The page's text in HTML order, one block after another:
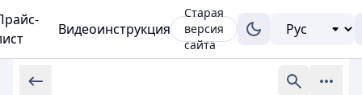
Видеоинструкция
Старая
версия
сайта